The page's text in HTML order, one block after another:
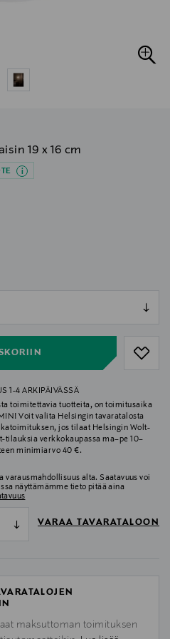
19 x 16 cm
1-4 ARKIPÄIVÄSSÄ
toimitettavia tuotteita, on toimitusaika
Voit valita Helsingin tavaratalosta
jos tilaat Helsingin Wolt-
tilauksia verkkokaupassa ma–pe 10–
minimiarvo 40 €.
varausmahdollisuus alta. Saatavuus voi
näyttämämme tieto pitää aina
VARAA TAVARATALOON
maksuttoman toimituksen